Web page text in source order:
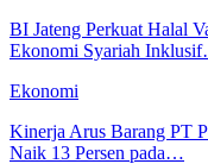
BI Jateng Perkuat Halal
Ekonomi Syariah
Ekonomi
Kinerja Arus Barang PT
Naik 13 Persen pada…